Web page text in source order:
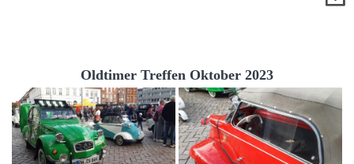
Oldtimer Treffen Oktober 2023